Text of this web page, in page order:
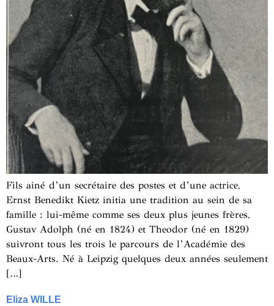
Fils ainé d’un secrétaire des postes et d’une actrice,
Ernst Benedikt Kietz initia une tradition au sein de sa
famille : lui-même comme ses deux plus jeunes frères,
Gustav Adolph (né en 1824) et Theodor (né en 1829)
suivront tous les trois le parcours de l’Académie des
Beaux-Arts. Né à Leipzig quelques deux années seulement
[…]
Eliza WILLE